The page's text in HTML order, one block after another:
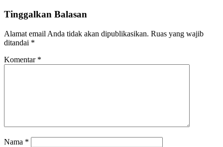
Tinggalkan Balasan
Alamat email Anda tidak akan dipublikasikan. Ruas yang wajib
ditandai *
Komentar *
Nama *